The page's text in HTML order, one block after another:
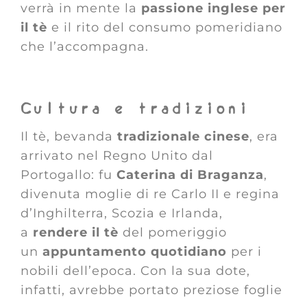
verrà in mente la passione inglese per
il tè e il rito del consumo pomeridiano
che l’accompagna.
Cultura e tradizioni
Il tè, bevanda tradizionale cinese, era
arrivato nel Regno Unito dal
Portogallo: fu Caterina di Braganza,
divenuta moglie di re Carlo II e regina
d’Inghilterra, Scozia e Irlanda,
a rendere il tè del pomeriggio
un appuntamento quotidiano per i
nobili dell’epoca. Con la sua dote,
infatti, avrebbe portato preziose foglie